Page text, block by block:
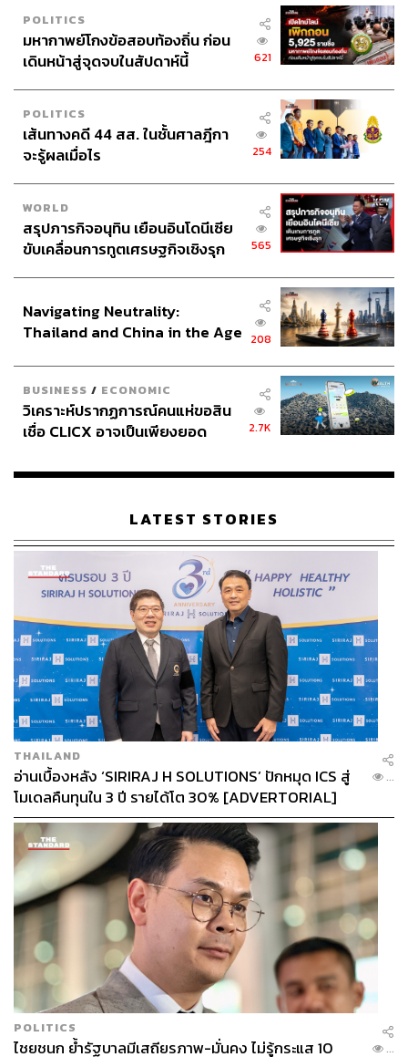
POLITICS
มหากาพย์โกงข้อสอบท้องถิ่น ก่อน
เดินหน้าสู่จุดจบในสัปดาห์นี้
621
POLITICS
เส้นทางคดี 44 สส. ในชั้นศาลฎีกา
จะรู้ผลเมื่อไร
254
WORLD
สรุปภารกิจอนุทิน เยือนอินโดนีเซีย
ขับเคลื่อนการทูตเศรษฐกิจเชิงรุก
ประกาศหุ้นส่วนยุทธศาสตร์ไทย –
อินโดนีเซีย
565
Navigating Neutrality:
Thailand and China in the Age
208
BUSINESS / ECONOMIC
วิเคราะห์ปรากฏการณ์คนแห่ขอสิน
เชื่อ CLICX อาจเป็นเพียงยอด
เรือนไทยที่ถูกซุกไว้
2.7K
LATEST STORIES
THAILAND
อ่านเบื้องหลัง ‘SIRIRAJ H SOLUTIONS’ ปักหมุด ICS สู่
โมเดลคืนทุนใน 3 ปี รายได้โต 30% [ADVERTORIAL]
...
POLITICS
ไชยชนก ย้ำรัฐบาลมีเสถียรภาพ-มั่นคง ไม่รู้กระแส 10
...